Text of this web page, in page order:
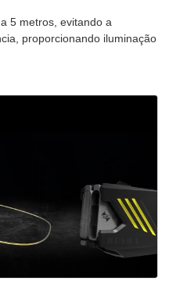
5 metros, evitando a
proporcionando iluminação